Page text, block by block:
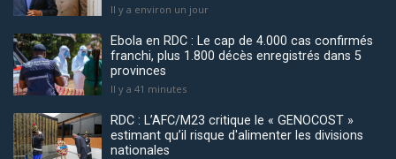
Il y a environ un jour
Ebola en RDC : Le cap de 4.000 cas confirmés
franchi, plus 1.800 décès enregistrés dans 5
provinces
Il y a 41 minutes
RDC : L’AFC/M23 critique le « GENOCOST »
estimant qu’il risque d'alimenter les divisions
nationales